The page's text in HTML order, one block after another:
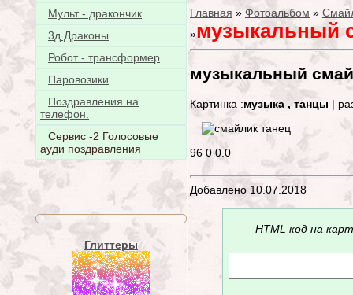
Мульт - дракончик
3д Драконы
Робот - трансформер
Паровозики
Поздравления на
телефон.
Сервис -2 Голосовые
ауди поздравления
Глиттеры
Главная » Фотоальбом »
»музыкальный
музыкальный
Картинка :музыка , танцы |
96 0 0.0
Добавлено 10.07.2018
HTML код на